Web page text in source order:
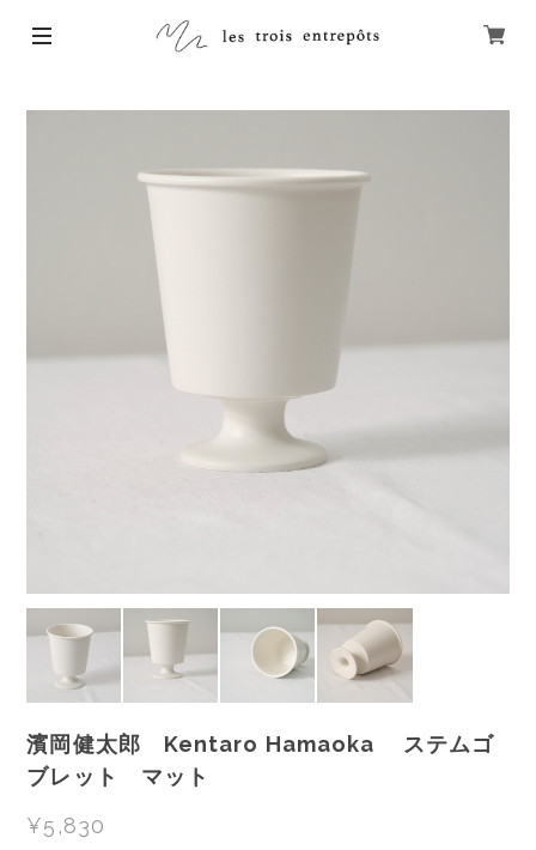
濱岡健太郎 Kentaro Hamaoka ステムゴ
ブレット マット
¥5,830